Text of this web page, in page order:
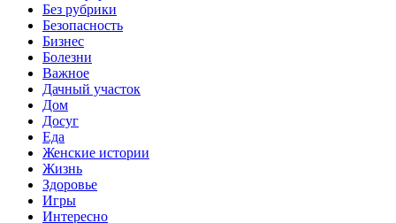
Без рубрики
Безопасность
Бизнес
Болезни
Важное
Дачный участок
Дом
Досуг
Еда
Женские истории
Жизнь
Здоровье
Игры
Интересно